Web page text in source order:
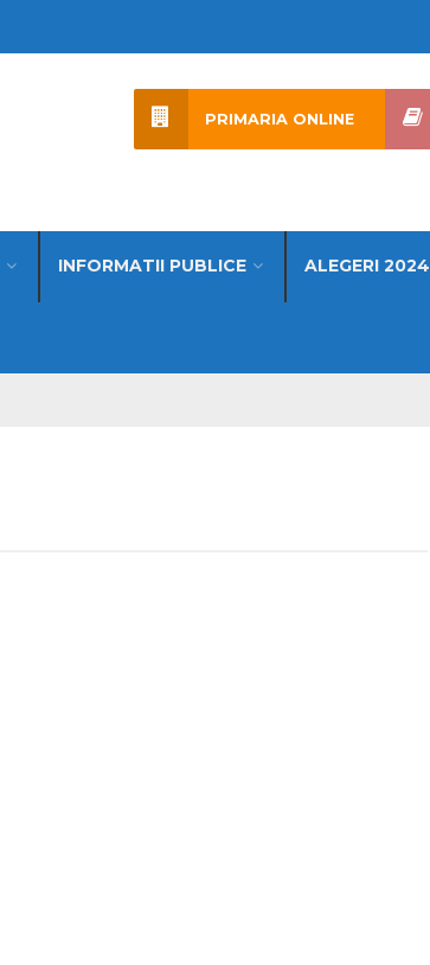
INFORMATII PUBLICE ALEGERI 2024
PRIMARIA ONLINE